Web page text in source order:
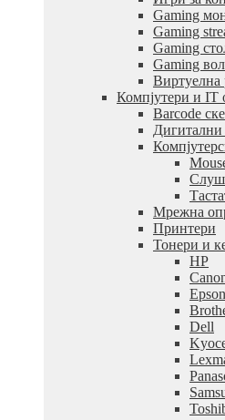
Gaming
Gaming
Gaming
Gaming
Виртуелна
Компјутери и IT
Barcode
Мрежна
Принтери
Тонери и
HP
Epson
Dell